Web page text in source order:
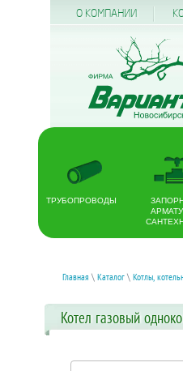
О КОМПАНИИ
ТРУБОПРОВОДЫ
Главная \ Каталог \ Котлы,
Котел газовый